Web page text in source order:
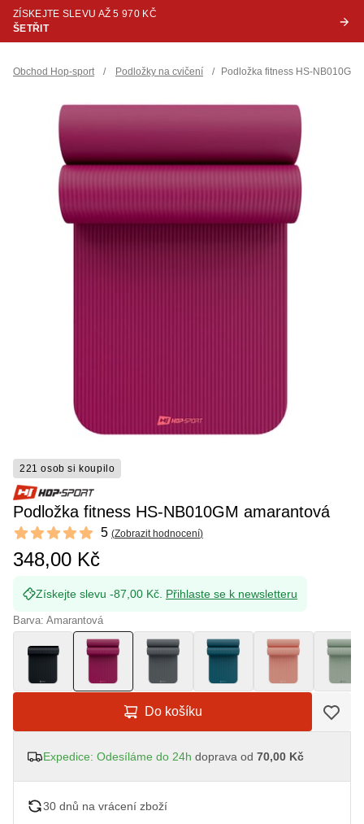
ZÍSKEJTE SLEVU AŽ 5 970 KČ
ŠETŘIT
Obchod Hop-sport / Podložky na cvičení / Podložka fitness HS-NB010GM
221 osob si koupilo
Podložka fitness HS-NB010GM amarantová
Reviews
5 out of 5 stars 5 (Zobrazit hodnocení)
348,00 Kč
Získejte slevu -87,00 Kč. Přihlaste se k newsletteru
Barva: Amarantová
Do košíku
Expedice: Odesíláme do 24h doprava od 70,00 Kč
30 dnů na vrácení zboží